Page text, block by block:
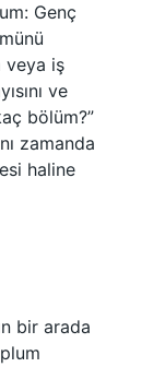
Genç
veya iş
ve
bölüm?”
zamanda
haline
bir arada